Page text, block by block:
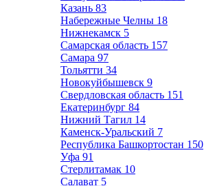
Казань 83
Набережные Челны 18
Нижнекамск 5
Самарская область 157
Самара 97
Тольятти 34
Новокуйбышевск 9
Свердловская область 151
Екатеринбург 84
Нижний Тагил 14
Каменск-Уральский 7
Республика Башкортостан 150
Уфа 91
Стерлитамак 10
Салават 5